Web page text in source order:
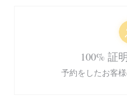
100% 証
予約をしたお客